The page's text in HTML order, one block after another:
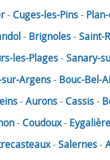
-Cuges-les-Pins-
- Brignoles-Saint-
les-Plages-Sanary-
Argens- Bouc-Bel-
-Aurons-Cassis-
-Coudoux-
-Salernes-